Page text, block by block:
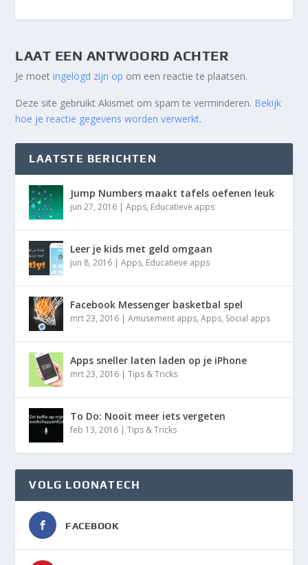
LAAT EEN ANTWOORD ACHTER
Je moetingelogd zijn op om een reactie te plaatsen.
Deze site gebruikt Akismet om spam te verminderen. Bekijk
hoe je reactie gegevens worden verwerkt.
LAATSTE BERICHTEN
Jump Numbers maakt tafels oefenen leuk
jun 27, 2016 |Apps, Educatieve apps
Leer je kids met geld omgaan
jun 8, 2016 |Apps, Educatieve apps
Facebook Messenger basketbal spel
mrt 23, 2016 |Amusement apps,Apps, Social apps
Apps sneller laten laden op je iPhone
mrt 23, 2016 |Tips & Tricks
To Do: Nooit meer iets vergeten
feb 13, 2016 |Tips & Tricks
VOLG LOONATECH
FACEBOOK